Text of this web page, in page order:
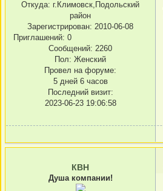
Откуда: г.Климовск,Подольский
район
Зарегистрирован: 2010-06-08
Приглашений: 0
Сообщений: 2260
Пол: Женский
Провел на форуме:
5 дней 6 часов
Последний визит:
2023-06-23 19:06:58
КВН
Душа компании!